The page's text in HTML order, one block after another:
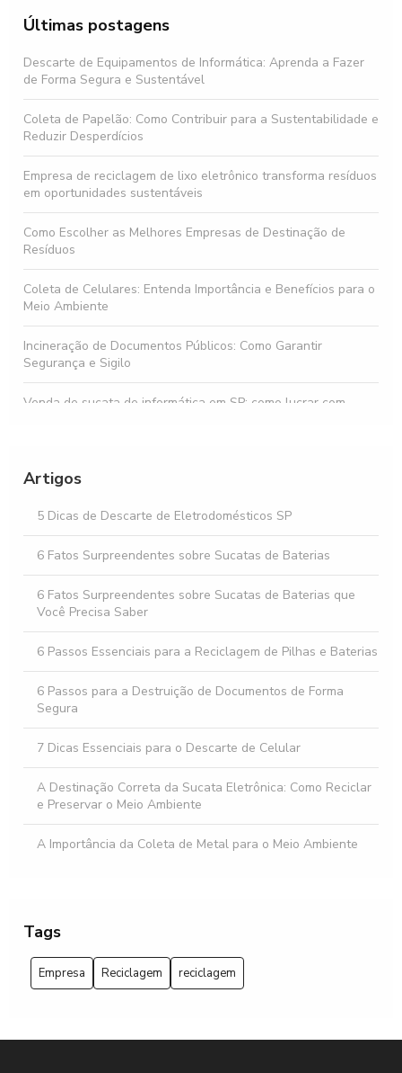
Últimas postagens
Descarte de Equipamentos de Informática: Aprenda a Fazer
de Forma Segura e Sustentável
Coleta de Papelão: Como Contribuir para a Sustentabilidade e
Reduzir Desperdícios
Empresa de reciclagem de lixo eletrônico transforma resíduos
em oportunidades sustentáveis
Como Escolher as Melhores Empresas de Destinação de
Resíduos
Coleta de Celulares: Entenda Importância e Benefícios para o
Meio Ambiente
Incineração de Documentos Públicos: Como Garantir
Segurança e Sigilo
Venda de sucata de informática em SP: como lucrar com
Economizar e Fazer Boas Aquisições
Destruição de Documentos Sigilosos é Essencial para
Proteger sua Privacidade e Segurança
Coleta de Lixo Eletrônico SP: Como Descartar Seus
Equipamentos de Forma Sustentável
Artigos
5 Dicas de Descarte de Eletrodomésticos SP
6 Fatos Surpreendentes sobre Sucatas de Baterias
6 Fatos Surpreendentes sobre Sucatas de Baterias que
Você Precisa Saber
6 Passos Essenciais para a Reciclagem de Pilhas e Baterias
6 Passos para a Destruição de Documentos de Forma
Segura
7 Dicas Essenciais para o Descarte de Celular
A Destinação Correta da Sucata Eletrônica: Como Reciclar
e Preservar o Meio Ambiente
A Importância da Coleta de Metal para o Meio Ambiente
A importância da reciclagem de sucata eletrônica: faça a
diferença você também!
Tags
Empresa Reciclagem reciclagem